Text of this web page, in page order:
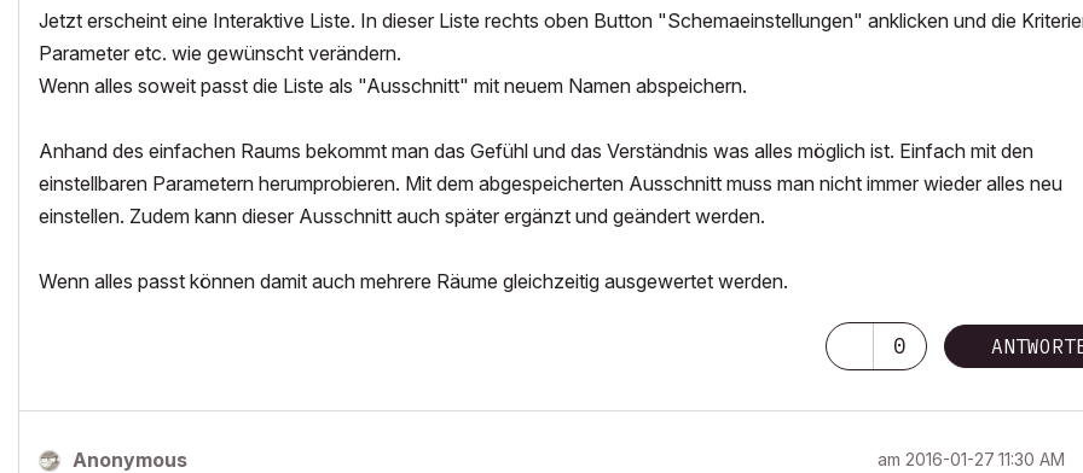
Jetzt erscheint eine Interaktive Liste. In dieser Liste rechts oben Button "Schemaeinstellungen" anklicken und die
Parameter etc. wie gewünscht verändern.
Wenn alles soweit passt die Liste als "Ausschnitt" mit neuem Namen abspeichern.
Anhand des einfachen Raums bekommt man das Gefühl und das Verständnis was alles möglich ist. Einfach mit den
einstellbaren Parametern herumprobieren. Mit dem abgespeicherten Ausschnitt muss man nicht immer wieder alles neu
einstellen. Zudem kann dieser Ausschnitt auch später ergänzt und geändert werden.
Wenn alles passt können damit auch mehrere Räume gleichzeitig ausgewertet werden.
0
Anonymous am ‎2016-01-27 11:30 AM